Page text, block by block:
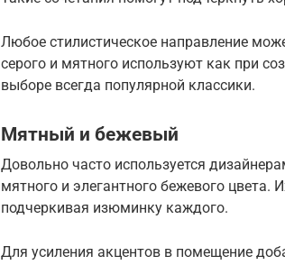
Любое стилистическое направление
серого и мятного используют как при
выборе всегда популярной классики.
Мятный и бежевый
Довольно часто используется
мятного и элегантного бежевого цвета.
подчеркивая изюминку каждого.
Для усиления акцентов в помещение